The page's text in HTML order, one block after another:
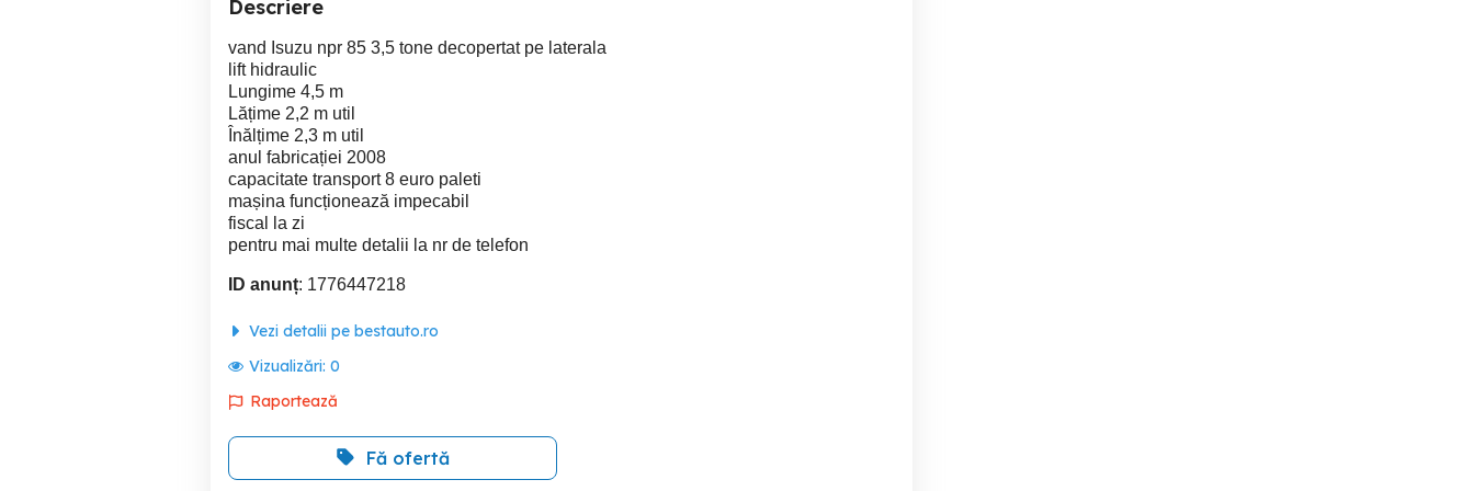
Descriere
vand Isuzu npr 85 3,5 tone decopertat pe laterala
lift hidraulic
Lungime 4,5 m
Lățime 2,2 m util
Înălțime 2,3 m util
anul fabricației 2008
capacitate transport 8 euro paleti
mașina funcționează impecabil
fiscal la zi
pentru mai multe detalii la nr de telefon
ID anunț: 1776447218
Vezi detalii pe bestauto.ro
Vizualizări: 0
Raportează
Fă ofertă